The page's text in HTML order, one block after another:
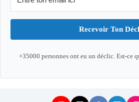
Recevoir Ton
+35000 personnes ont eu un déclic. Est-ce